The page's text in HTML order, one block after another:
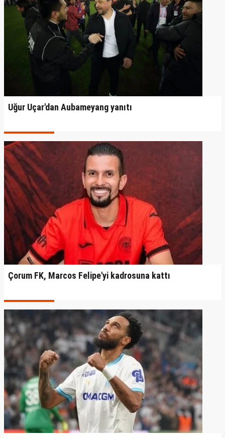
Uğur Uçar'dan Aubameyang yanıtı
Çorum FK, Marcos Felipe'yi kadrosuna kattı